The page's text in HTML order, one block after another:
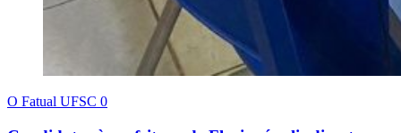
O Fatual UFSC 0